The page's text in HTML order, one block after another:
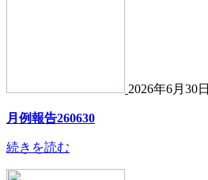
2026年6月30日
月例報告260630
続きを読む